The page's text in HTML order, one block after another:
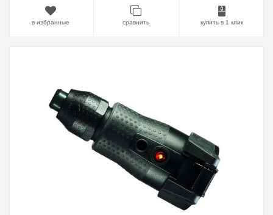
в избранные сравнить купить в 1 клик